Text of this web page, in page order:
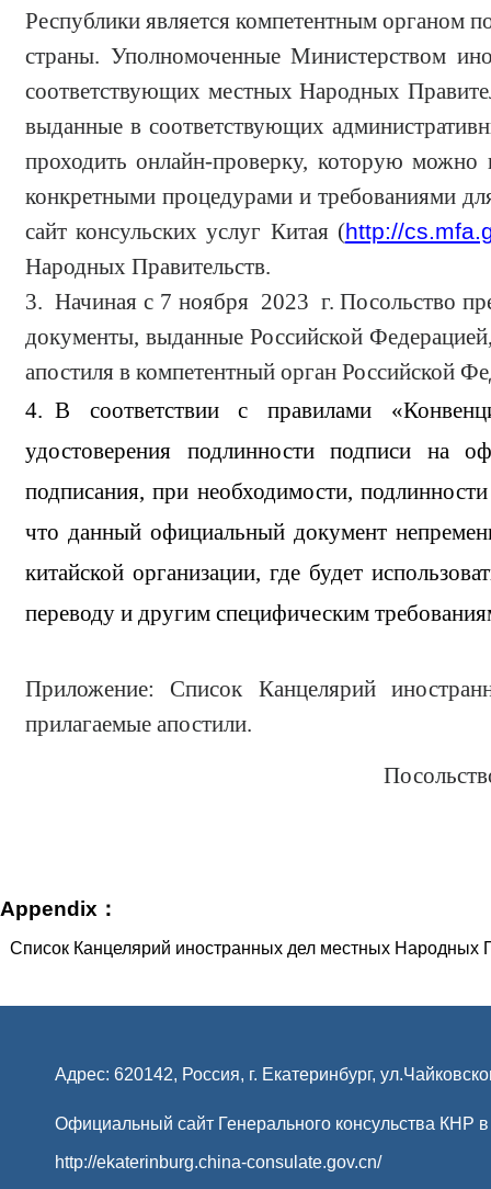
Республики является компетентным органом
страны. Уполномоченные Министерством
соответствующих местных Народных
выданные в соответствующих
проходить онлайн-проверку, которую можно
конкретными процедурами и требованиями
сайт консульских услуг Китая (http://
Народных Правительств.
3. Начиная с 7 ноября 2023 г. Посольство
документы, выданные Российской
апостиля в компетентный орган Российской
4. В соответствии с правилами
удостоверения подлинности подписи на
подписания, при необходимости,
что данный официальный документ
китайской организации, где будет
переводу и другим специфическим
Приложение: Список Канцелярий
прилагаемые апостили.
Посольство Китайской
Appendix：
Список Канцелярий иностранных дел местных Народных
Адрес: 620142, Россия, г. Екатеринбург,
Официальный сайт Генерального консульства КНР в
http://ekaterinburg.china-consulate.gov.cn/